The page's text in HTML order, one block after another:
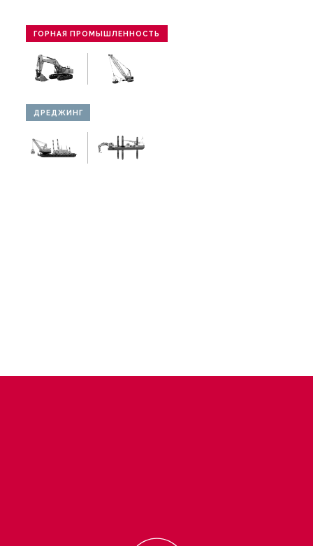
ГОРНАЯ ПРОМЫШЛЕННОСТЬ
ДРЕДЖИНГ